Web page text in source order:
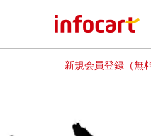
新規会員登録（無料